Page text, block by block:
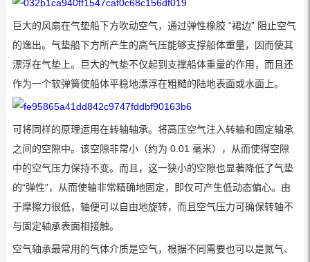
巨大的风扇在气垫船下方吹动空气，通过弹性橡胶 “裙边” 阻止空气
的逸出。气垫船下方所产生的高气压能够支撑船体重量，因而使其
漂浮在气垫上。巨大的气垫不仅起到支撑船体重量的作用，而且还
作为一个软弹簧使船体平稳地漂浮在粗糙的陆地表面或水面上。
可将同样的原理运用在转轴轴承。将高压空气注入转轴和固定轴承
之间的空隙中。该空隙非常小（约为 0.01 毫米），从而使得空隙
中的空气压力保持不变。而且，这一狭小的空隙也显著降低了气垫
的“弹性”，从而使轴非常精确地固定，即仅可产生低动态偏心。由
于摩擦力很低，轴便可以自由地旋转，而且空气压力可确保转轴不
与固定轴承表面相接触。
空气轴承最常用的气体介质是空气，根据不同需要也可以是氮气、